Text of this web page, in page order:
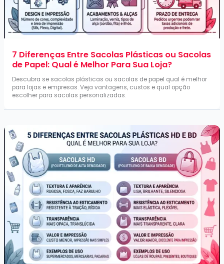
7 Diferenças Entre Sacolas Plásticas ou Sacolas
de Papel: Qual é Melhor Para Sua Loja?
Descubra se sacolas plásticas ou sacolas de papel qual é melhor
para lojas e empresas. Veja vantagens, custos e qual opção
escolher para sacolas personalizadas.